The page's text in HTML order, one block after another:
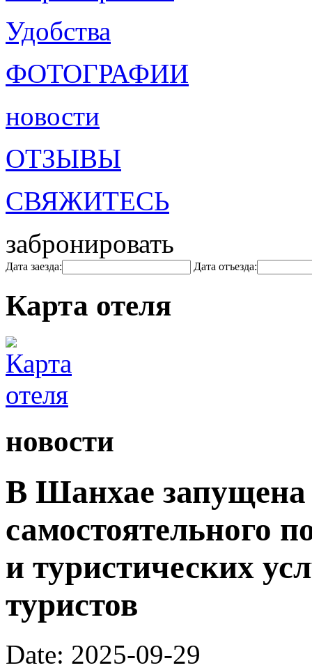
Удобства
ФОТОГРАФИИ
новости
ОТЗЫВЫ
СВЯЖИТЕСЬ
забронировать
Дата заезда: Дата отъезда:
Карта отеля
новости
В Шанхае запущена
самостоятельного
и туристических
туристов
Date: 2025-09-29